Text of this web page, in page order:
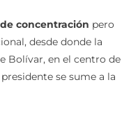
concentración pero
desde donde la
Bolívar, en el centro de
se sume a la